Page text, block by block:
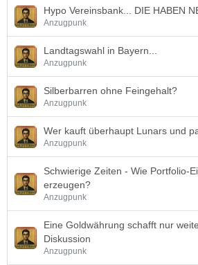
Hypo Vereinsbank... DIE HABEN
Anzugpunk
Landtagswahl in Bayern...
Anzugpunk
Silberbarren ohne Feingehalt?
Anzugpunk
Wer kauft überhaupt Lunars und
Anzugpunk
Schwierige Zeiten - Wie Portfolio-
erzeugen?
Anzugpunk
Eine Goldwährung schafft nur
Diskussion
Anzugpunk